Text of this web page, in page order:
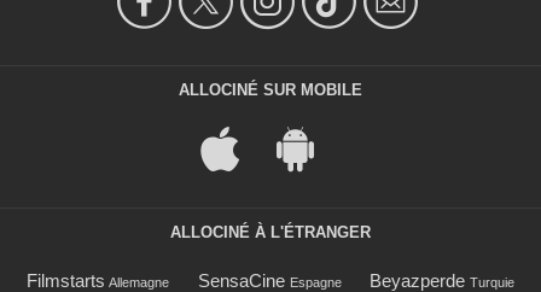
ALLOCINÉ SUR MOBILE
ALLOCINÉ À L'ÉTRANGER
Filmstarts Allemagne SensaCine Espagne Beyazperde Turquie